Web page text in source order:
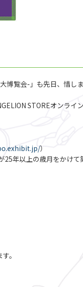
博覧会-」も先日、惜し
STOREオンライ
）
年以上の歳月をかけ
。